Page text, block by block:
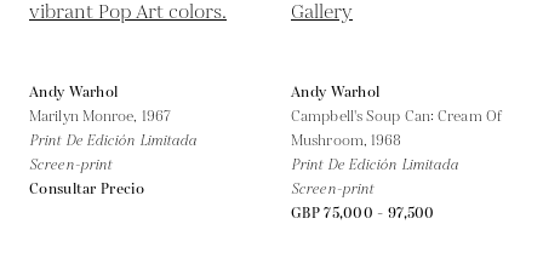
Andy Warhol
Marilyn Monroe, 1967
Print De Edición Limitada
Screen-print
Consultar Precio
Andy Warhol
Campbell's Soup Can: Cream Of
Mushroom, 1968
Print De Edición Limitada
Screen-print
GBP 75,000 - 97,500